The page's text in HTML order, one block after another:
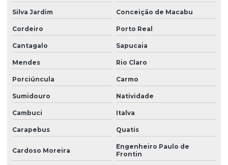
Silva Jardim Conceição de Macabu
Cordeiro Porto Real
Cantagalo Sapucaia
Mendes Rio Claro
Porciúncula Carmo
Sumidouro Natividade
Cambuci Italva
Carapebus Quatis
Cardoso Moreira
Engenheiro Paulo de
Frontin